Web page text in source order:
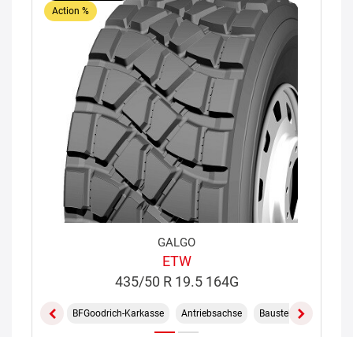
Action %
GALGO
ETW
435/50 R 19.5 164G
BFGoodrich-Karkasse Antriebsachse Baustelle